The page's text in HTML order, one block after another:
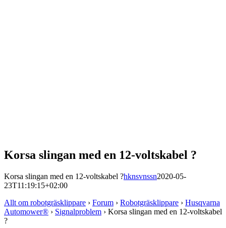
Korsa slingan med en 12-voltskabel ?
Korsa slingan med en 12-voltskabel ?hknsvnssn2020-05-
23T11:19:15+02:00
Allt om robotgräsklippare › Forum › Robotgräsklippare › Husqvarna
Automower® › Signalproblem › Korsa slingan med en 12-voltskabel
?